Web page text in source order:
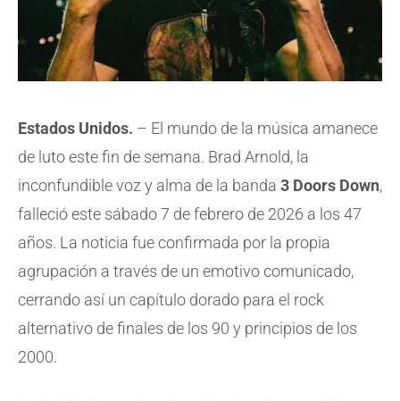
Estados Unidos. – El mundo de la música amanece
de luto este fin de semana. Brad Arnold, la
inconfundible voz y alma de la banda 3 Doors Down,
falleció este sábado 7 de febrero de 2026 a los 47
años. La noticia fue confirmada por la propia
agrupación a través de un emotivo comunicado,
cerrando así un capítulo dorado para el rock
alternativo de finales de los 90 y principios de los
2000.